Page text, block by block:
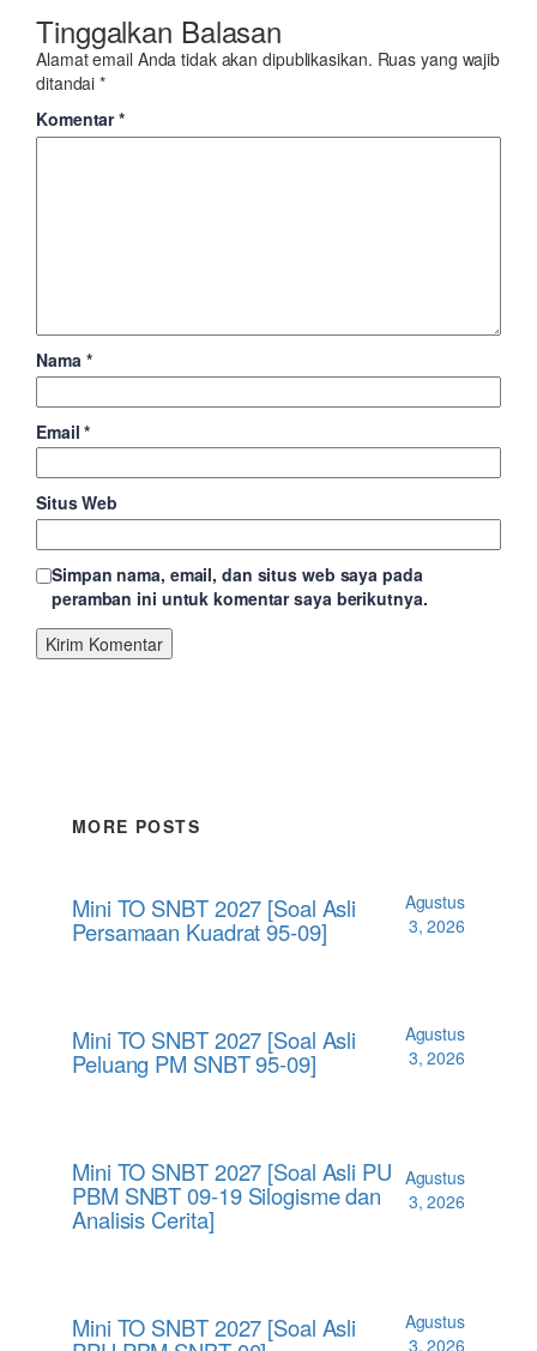
Tinggalkan Balasan
Alamat email Anda tidak akan dipublikasikan. Ruas yang wajib
ditandai*
Komentar*
Nama *
Email*
Situs Web
Simpan nama, email, dan situs web saya pada
peramban ini untuk komentar saya berikutnya.
MORE POSTS
Mini TO SNBT 2027 [Soal Asli
Persamaan Kuadrat 95-09]
Agustus
3, 2026
Mini TO SNBT 2027 [Soal Asli
Peluang PM SNBT 95-09]
Agustus
3, 2026
Mini TO SNBT 2027 [Soal Asli PU
PBM SNBT 09-19 Silogisme dan
Analisis Cerita]
Agustus
3, 2026
Mini TO SNBT 2027 [Soal Asli
Agustus
3, 2026